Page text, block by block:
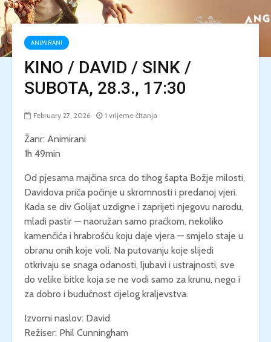
ANIMIRANI
KINO / DAVID / SINK /
SUBOTA, 28.3., 17:30
February 27, 2026 1 vrijeme čitanja
Žanr: Animirani
1h 49min
Od pjesama majčina srca do tihog šapta Božje milosti,
Davidova priča počinje u skromnosti i predanoj vjeri.
Kada se div Golijat uzdigne i zaprijeti njegovu narodu,
mladi pastir — naoružan samo praćkom, nekoliko
kamenčića i hrabrošću koju daje vjera — smjelo staje u
obranu onih koje voli. Na putovanju koje slijedi
otkrivaju se snaga odanosti, ljubavi i ustrajnosti, sve
do velike bitke koja se ne vodi samo za krunu, nego i
za dobro i budućnost cijelog kraljevstva.
Izvorni naslov: David
Režiser: Phil Cunningham